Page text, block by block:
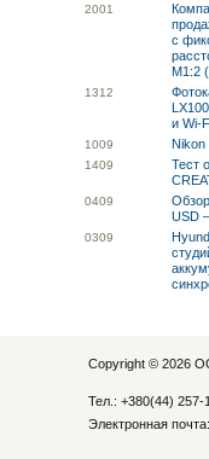
2001
с
M1:2
1312
и Wi-
1009 Nikon
1409
Тест
0409
USD
0309
Copyright © 2026
Тел.: +380(44) 257-
Электронная почта: